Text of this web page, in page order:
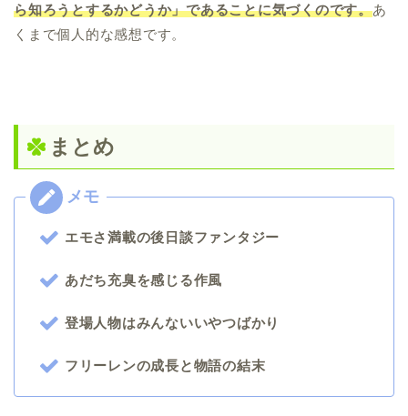
ら知ろうとするかどうか」であることに気づくのです。あ
くまで個人的な感想です。
まとめ
エモさ満載の後日談ファンタジー
あだち充臭を感じる作風
登場人物はみんないいやつばかり
フリーレンの成長と物語の結末